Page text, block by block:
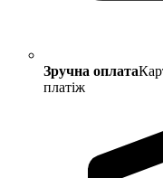
Зручна оплата
платіж